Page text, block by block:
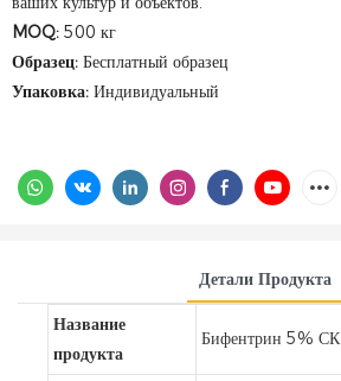
MOQ: 500 кг
Образец: Бесплатный образец
Упаковка: Индивидуальный
Детали Продукта
Название
продукта
Бифентрин 5% СК